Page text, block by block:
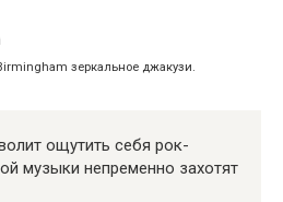
зеркальное джакузи.
ощутить себя рок-
музыки непременно захотят